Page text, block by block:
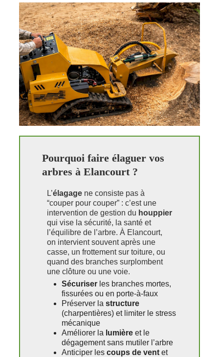
Pourquoi faire élaguer vos
arbres à Elancourt ?
L’élagage ne consiste pas à
“couper pour couper” : c’est une
intervention de gestion du houppier
qui vise la sécurité, la santé et
l’équilibre de l’arbre. À Elancourt,
on intervient souvent après une
casse, un frottement sur toiture, ou
quand des branches surplombent
une clôture ou une voie.
Sécuriser les branches mortes,
fissurées ou en porte‑à‑faux
Préserver la structure
(charpentières) et limiter le stress
mécanique
Améliorer la lumière et le
dégagement sans mutiler l’arbre
Anticiper les coups de vent et